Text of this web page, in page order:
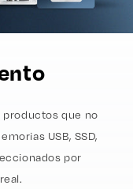
productos que no
USB, SSD,
por